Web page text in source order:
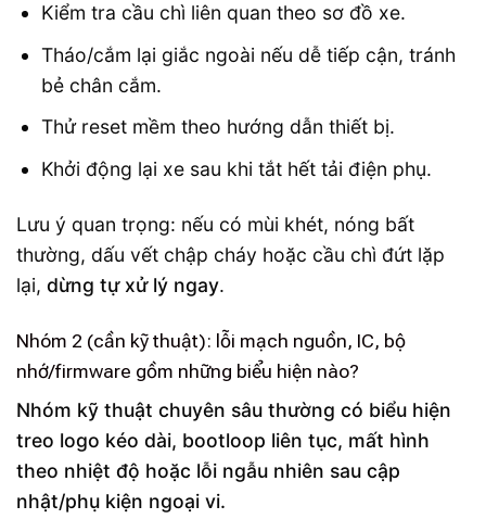
Kiểm tra cầu chì liên quan theo sơ đồ xe.
Tháo/cắm lại giắc ngoài nếu dễ tiếp cận, tránh
bẻ chân cắm.
Thử reset mềm theo hướng dẫn thiết bị.
Khởi động lại xe sau khi tắt hết tải điện phụ.
Lưu ý quan trọng: nếu có mùi khét, nóng bất
thường, dấu vết chập cháy hoặc cầu chì đứt lặp
lại, dừng tự xử lý ngay.
Nhóm 2 (cần kỹ thuật): lỗi mạch nguồn, IC, bộ
nhớ/firmware gồm những biểu hiện nào?
Nhóm kỹ thuật chuyên sâu thường có biểu hiện
treo logo kéo dài, bootloop liên tục, mất hình
theo nhiệt độ hoặc lỗi ngẫu nhiên sau cập
nhật/phụ kiện ngoại vi.